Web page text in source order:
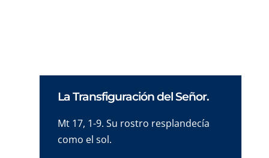
La Transfiguración del Señor.
Mt 17, 1-9. Su rostro resplandecía
como el sol.